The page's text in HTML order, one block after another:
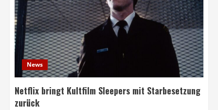
News
Netflix bringt Kultfilm Sleepers mit Starbesetzung
zurück